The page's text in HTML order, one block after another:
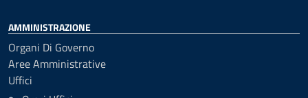
AMMINISTRAZIONE
Organi Di Governo
Aree Amministrative
Uffici